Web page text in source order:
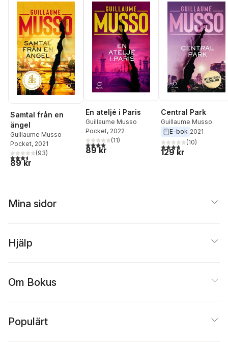
Samtal från en
ängel
Guillaume Musso
Pocket, 2021
3,5utav 5 stjärnor. Totalt antal röster:
(93)
89 kr
En ateljé i Paris
Guillaume Musso
Pocket, 2022
4,0utav 5 stjärnor. Totalt antal röster:
(11)
89 kr
Central Park
Guillaume Musso
E-bok 2021
3,7utav 5 stjärnor.
(10)
129 kr
Mina sidor
Hjälp
Om Bokus
Populärt